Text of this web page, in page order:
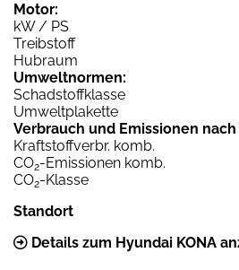
Motor:
kW / PS
Treibstoff
Hubraum
Umweltnormen:
Schadstoffklasse
Umweltplakette
Verbrauch und Emissionen nach
Kraftstoffverbr. komb.
CO2-Emissionen komb.
CO2-Klasse
Standort
Details zum Hyundai KONA